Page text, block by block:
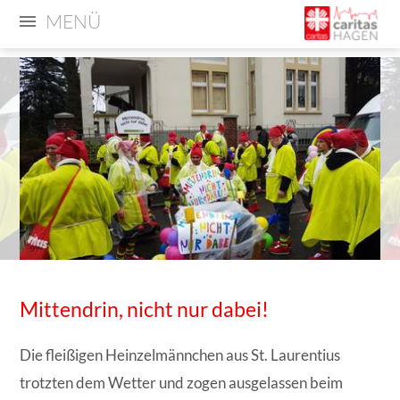
MENÜ
Mittendrin, nicht nur dabei!
Die fleißigen Heinzelmännchen aus St. Laurentius
trotzten dem Wetter und zogen ausgelassen beim